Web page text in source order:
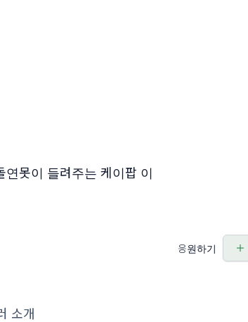
못이 들려주는 케이팝 이
응원하기
소개